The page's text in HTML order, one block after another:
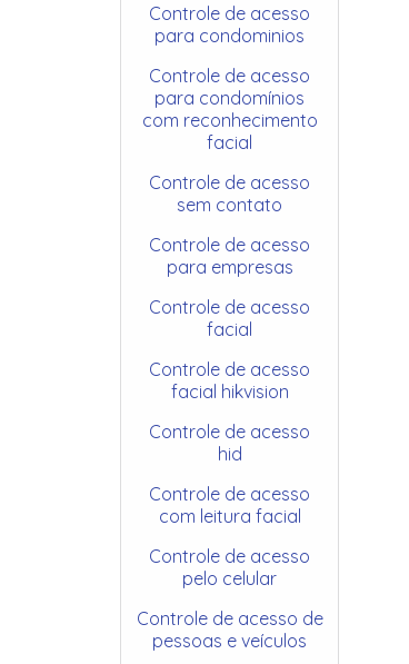
Controle de acesso
para condominios
Controle de acesso
para condomínios
com reconhecimento
facial
Controle de acesso
sem contato
Controle de acesso
para empresas
Controle de acesso
facial
Controle de acesso
facial hikvision
Controle de acesso
hid
Controle de acesso
com leitura facial
Controle de acesso
pelo celular
Controle de acesso de
pessoas e veículos